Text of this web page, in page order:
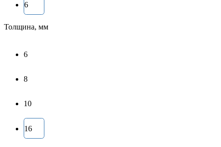
6
Толщина, мм
6
8
10
16